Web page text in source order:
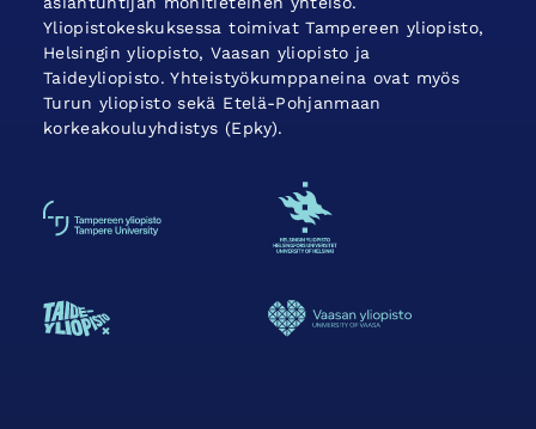
Yliopistokeskuksessa toimivat Tampereen yliopisto,
Helsingin yliopisto, Vaasan yliopisto ja
Taideyliopisto. Yhteistyökumppaneina ovat myös
Turun yliopisto sekä Etelä-Pohjanmaan
korkeakouluyhdistys (Epky).